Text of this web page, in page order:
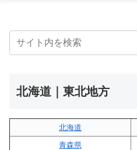
北海道｜東北地方
北海道
青森県